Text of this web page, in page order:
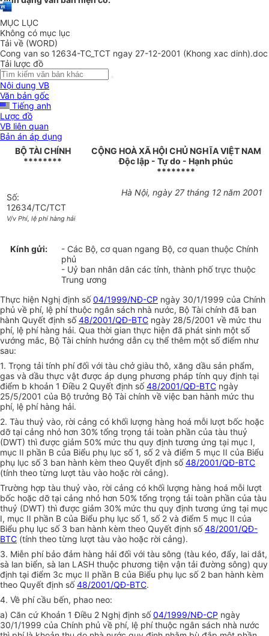
MỤC LỤC
Không có mục lục
Tải về (WORD)
Cong van so 12634-TC_TCT ngay 27-12-2001 (Khong xac dinh).doc
Tải lược đồ
Nội dung VB
Văn bản gốc
Tiếng anh
Lược đồ
VB liên quan
Bản án áp dụng
BỘ TÀI CHÍNH
********
CỘNG HOÀ XÃ HỘI CHỦ NGHĨA VIỆT NAM
Độc lập - Tự do - Hạnh phúc
********
Số:
12634/TC/TCT
V/v Phí, lệ phí hàng hải
Hà Nội, ngày 27 tháng 12 năm 2001
Kính gửi:
- Các Bộ, cơ quan ngang Bộ, cơ quan thuộc Chính
phủ
- Uỷ ban nhân dân các tỉnh, thành phố trực thuộc
Trung ương
Thực hiện Nghị định số04/1999/NĐ-CP ngày 30/1/1999 của Chính
phủ về phí, lệ phí thuộc ngân sách nhà nước, Bộ Tài chính đã ban
hành Quyết định số48/2001/QĐ-BTC ngày 28/5/2001 về mức thu
phí, lệ phí hàng hải. Qua thời gian thực hiện đã phát sinh một số
vướng mắc, Bộ Tài chính hướng dẫn cụ thể thêm một số điểm như
sau:
1. Trọng tải tính phí đối với tàu chở giàu thô, xăng dầu sản phẩm,
gas và dầu thực vật được áp dụng phương pháp tính quy định tại
điểm b khoản 1 Điều 2 Quyết định số48/2001/QĐ-BTC ngày
25/5/2001 của Bộ trưởng Bộ Tài chính về việc ban hành mức thu
phí, lệ phí hàng hải.
2. Tàu thuỷ vào, rời cảng có khối lượng hàng hoá mỗi lượt bốc hoặc
dỡ tại cảng nhỏ hơn 30% tổng trọng tải toàn phần của tàu thuỷ
(DWT) thì được giảm 50% mức thu quy định tương ứng tại mục I,
mục II phần B của Biểu phụ lục số 1, số 2 và điểm 5 mục II của Biểu
phụ lục số 3 ban hành kèm theo Quyết định số48/2001/QĐ-BTC
(tính theo từng lượt tàu vào hoặc rời cảng).
Trường hợp tàu thuỷ vào, rời cảng có khối lượng hàng hoá mỗi lượt
bốc hoặc dỡ tại cảng nhỏ hơn 50% tổng trọng tải toàn phần của tàu
thuỷ (DWT) thì được giảm 30% mức thu quy định tương ứng tại mục
I, mục II phần B của Biểu phụ lục số 1, số 2 và điểm 5 mục II của
Biểu phụ lục số 3 ban hành kèm theo Quyết định số48/2001/QĐ-
BTC (tính theo từng lượt tàu vào hoặc rời cảng).
3. Miễn phí bảo đảm hàng hải đối với tàu sông (tàu kéo, đẩy, lai dắt,
sà lan biển, sà lan LASH thuộc phương tiện vận tải đường sông) quy
định tại điểm 3c mục II phần B của Biểu phụ lục số 2 ban hành kèm
theo Quyết định số48/2001/QĐ-BTC.
4. Về phí cầu bến, phao neo:
a) Căn cứ Khoản 1 Điều 2 Nghị định số04/1999/NĐ-CP ngày
30/1/1999 của Chính phủ về phí, lệ phí thuộc ngân sách nhà nước